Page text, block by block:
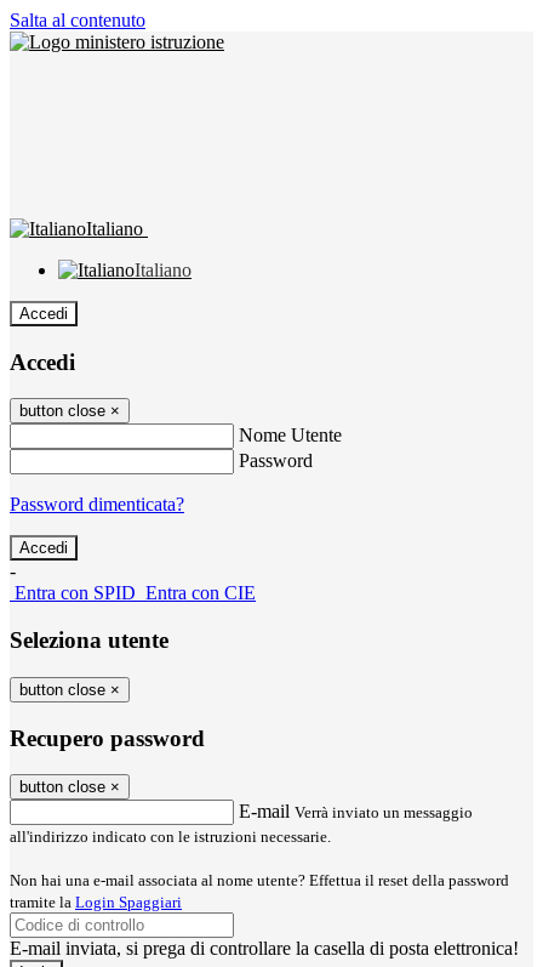
Salta al contenuto
Italiano
Italiano
Accedi
Accedi
button close ×
Nome Utente
Password
Password dimenticata?
-
Entra con SPID Entra con CIE
Seleziona utente
button close ×
Recupero password
button close ×
E-mail Verrà inviato un messaggio
all'indirizzo indicato con le istruzioni necessarie.
Non hai una e-mail associata al nome utente? Effettua il reset della password
tramite la Login Spaggiari
E-mail inviata, si prega di controllare la casella di posta elettronica!